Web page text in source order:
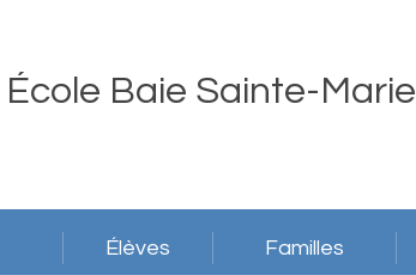
École Baie Sainte-Marie
Élèves Familles